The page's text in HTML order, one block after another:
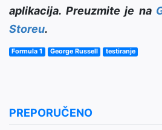
aplikacija. Preuzmite je na
Storeu.
Formula 1 George Russell testiranje
PREPORUČENO